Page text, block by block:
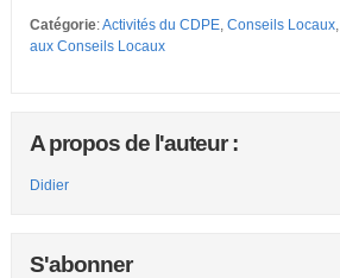
Catégorie:Activités du CDPE, Conseils Locaux,
aux Conseils Locaux
A propos de l'auteur :
Didier
S'abonner